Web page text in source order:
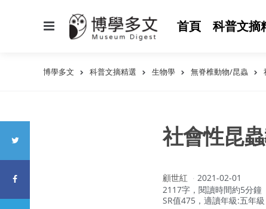
首頁 科普文摘
博學多文 科普文摘精選 生物學 無脊椎動物/昆蟲
社會性昆
作
者：
顧世紅
2021-02-01
2117字，閱讀時間約5分鐘
SR值475，適讀年級:五年級